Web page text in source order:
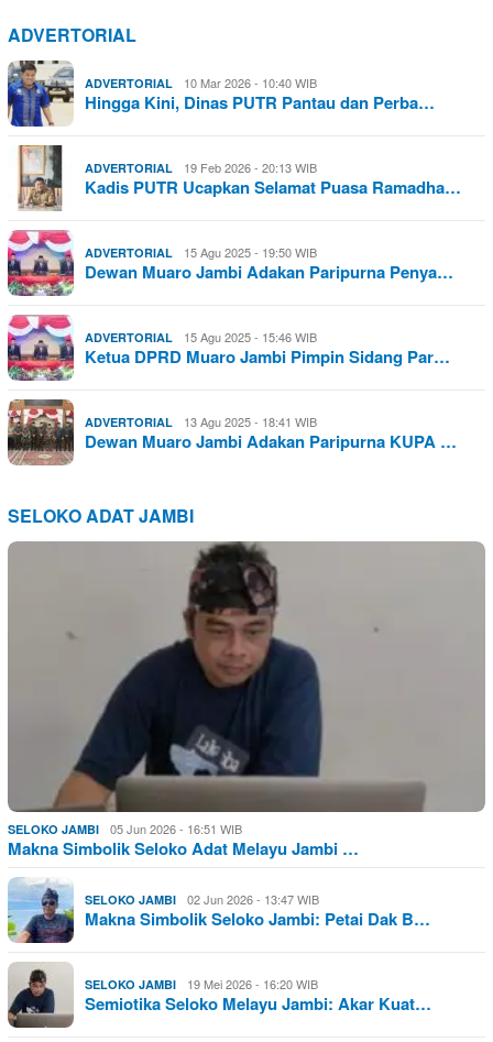
ADVERTORIAL
ADVERTORIAL 10 Mar 2026 - 10:40 WIB
Hingga Kini, Dinas PUTR Pantau dan Perba…
ADVERTORIAL 19 Feb 2026 - 20:13 WIB
Kadis PUTR Ucapkan Selamat Puasa Ramadha…
ADVERTORIAL 15 Agu 2025 - 19:50 WIB
Dewan Muaro Jambi Adakan Paripurna Penya…
ADVERTORIAL 15 Agu 2025 - 15:46 WIB
Ketua DPRD Muaro Jambi Pimpin Sidang Par…
ADVERTORIAL 13 Agu 2025 - 18:41 WIB
Dewan Muaro Jambi Adakan Paripurna KUPA …
SELOKO ADAT JAMBI
SELOKO JAMBI 05 Jun 2026 - 16:51 WIB
Makna Simbolik Seloko Adat Melayu Jambi …
SELOKO JAMBI 02 Jun 2026 - 13:47 WIB
Makna Simbolik Seloko Jambi: Petai Dak B…
SELOKO JAMBI 19 Mei 2026 - 16:20 WIB
Semiotika Seloko Melayu Jambi: Akar Kuat…